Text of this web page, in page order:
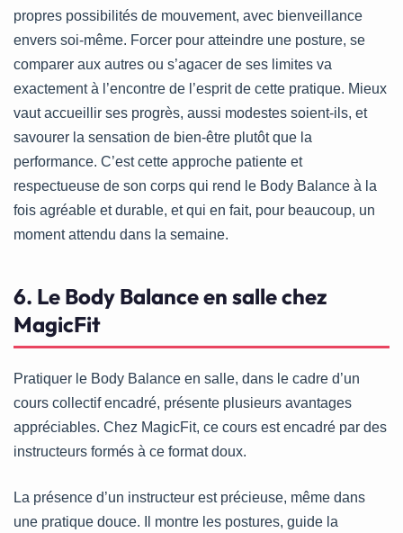
propres possibilités de mouvement, avec bienveillance
envers soi-même. Forcer pour atteindre une posture, se
comparer aux autres ou s’agacer de ses limites va
exactement à l’encontre de l’esprit de cette pratique. Mieux
vaut accueillir ses progrès, aussi modestes soient-ils, et
savourer la sensation de bien-être plutôt que la
performance. C’est cette approche patiente et
respectueuse de son corps qui rend le Body Balance à la
fois agréable et durable, et qui en fait, pour beaucoup, un
moment attendu dans la semaine.
6. Le Body Balance en salle chez
MagicFit
Pratiquer le Body Balance en salle, dans le cadre d’un
cours collectif encadré, présente plusieurs avantages
appréciables. Chez MagicFit, ce cours est encadré par des
instructeurs formés à ce format doux.
La présence d’un instructeur est précieuse, même dans
une pratique douce. Il montre les postures, guide la